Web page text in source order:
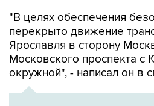
"В целях обеспечения
перекрыто движение
Ярославля в сторону
Московского проспекта с
окружной", - написал он в